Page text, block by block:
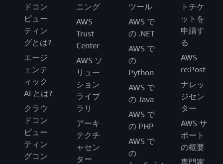
ドコン
ピュー
ティン
グとは?
エージ
ェンテ
ィック
AI とは?
クラウ
ドコン
ピュー
ティン
グコン
ニング
AWS
Trust
Center
AWS ソ
リュー
ション
ライブ
ラリ
アーキ
テクチ
ャセン
ター
ツール
AWS で
の .NET
AWS で
の
Python
AWS で
の Java
AWS で
の PHP
AWS で
の
トチケ
ットを
申請す
る
AWS
re:Post
ナレッ
ジセン
ター
AWS サ
ポート
の概要
専門家